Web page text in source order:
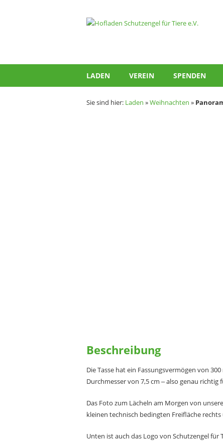
Hofladen
für
Tiere
e.V.
LADEN VEREIN SPENDEN
Sie sind hier: Laden »Weihnachten »
Beschreibung
Die Tasse hat ein Fassungsvermögen von
Durchmesser von 7,5 cm ‒ also genau richtig
Das Foto zum Lächeln am Morgen von
kleinen technisch bedingten Freifläche
Unten ist auch das Logo von Schutzengel für